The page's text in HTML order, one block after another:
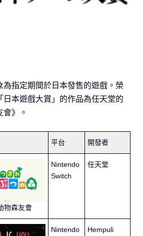
為指定期間於日本發售的遊戲。榮
日本遊戲大賞」的作品為任天堂的
會》。
平台 開發者
物森友會
Nintendo
Switch
任天堂
Nintendo
Hempuli